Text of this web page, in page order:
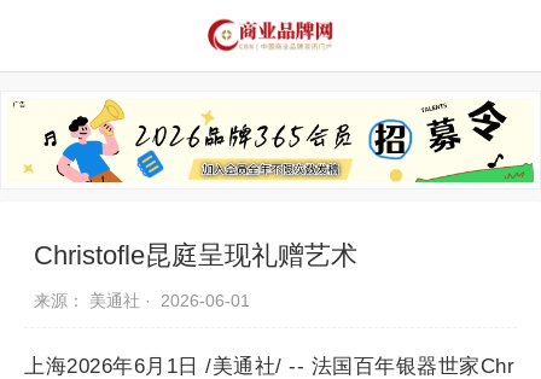
推荐品牌 品牌故事
Christofle昆庭呈现礼赠艺术
来源： 美通社 · 2026-06-01
上海2026年6月1日 /美通社/ -- 法国百年银器世家Chr